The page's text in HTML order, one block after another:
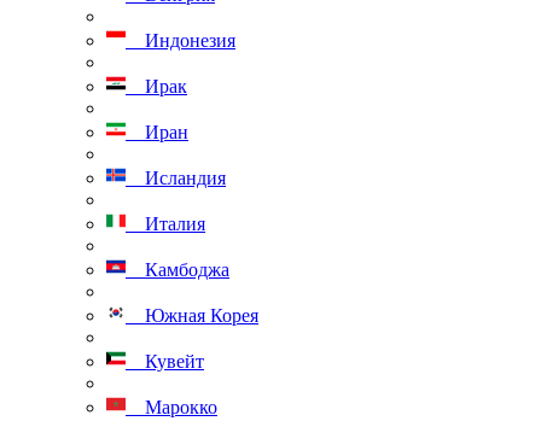
Индонезия
Ирак
Иран
Исландия
Италия
Камбоджа
Южная Корея
Кувейт
Марокко